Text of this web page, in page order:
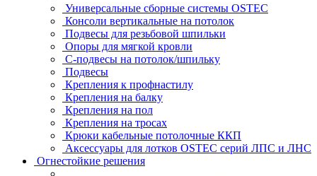
Универсальные сборные системы OSTEC
Консоли вертикальные на потолок
Подвесы для резьбовой шпильки
Опоры для мягкой кровли
С-подвесы на потолок/шпильку
Подвесы
Крепления к профнастилу
Крепления на балку
Крепления на пол
Крепления на тросах
Крюки кабельные потолочные ККП
Аксессуары для лотков OSTEC серий ЛПС и ЛНС
Огнестойкие решения